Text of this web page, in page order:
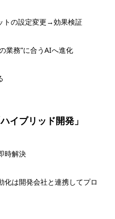
トの設定変更→効果検証
業務”に合うAIへ進化
イブリッド開発」
時解決
化は開発会社と連携してプロ